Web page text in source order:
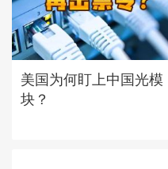
美国为何盯上中国光模
块？